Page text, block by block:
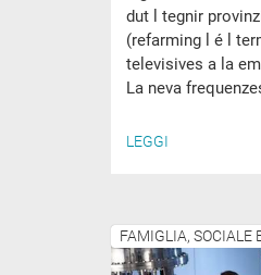
dut l tegnir
(refarming l é l
televisives a la
La neva
LEGGI